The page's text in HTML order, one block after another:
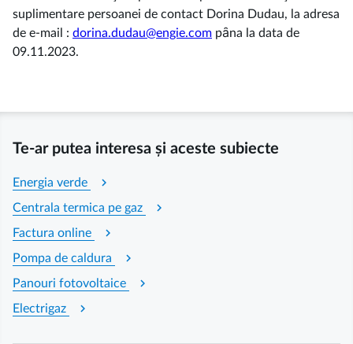
suplimentare persoanei de contact Dorina Dudau, la adresa
de e-mail : dorina.dudau@engie.com pȃna la data de
09.11.2023.
Te-ar putea interesa și aceste subiecte
Energia verde chevron_right
Centrala termica pe gaz chevron_right
Factura online chevron_right
Pompa de caldura chevron_right
Panouri fotovoltaice chevron_right
Electrigaz chevron_right